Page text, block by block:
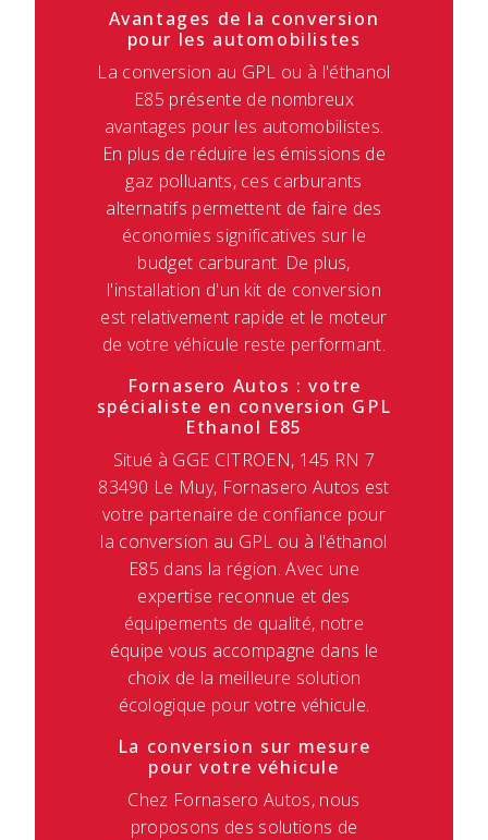
Avantages de la conversion
pour les automobilistes
La conversion au GPL ou à l'éthanol
E85 présente de nombreux
avantages pour les automobilistes.
En plus de réduire les émissions de
gaz polluants, ces carburants
alternatifs permettent de faire des
économies significatives sur le
budget carburant. De plus,
l'installation d'un kit de conversion
est relativement rapide et le moteur
de votre véhicule reste performant.
Fornasero Autos : votre
spécialiste en conversion GPL
Ethanol E85
Situé à GGE CITROEN, 145 RN 7
83490 Le Muy, Fornasero Autos est
votre partenaire de confiance pour
la conversion au GPL ou à l'éthanol
E85 dans la région. Avec une
expertise reconnue et des
équipements de qualité, notre
équipe vous accompagne dans le
choix de la meilleure solution
écologique pour votre véhicule.
La conversion sur mesure
pour votre véhicule
Chez Fornasero Autos, nous
proposons des solutions de